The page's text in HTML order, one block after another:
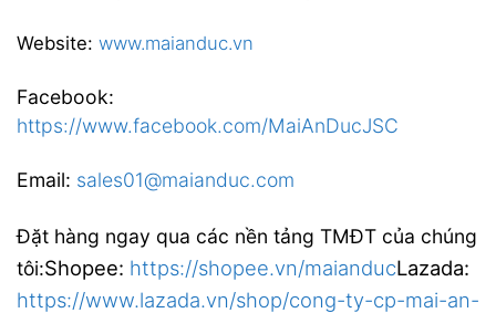
Website: www.maianduc.vn
Facebook:
https://www.facebook.com/MaiAnDucJSC
Email: sales01@maianduc.com
Đặt hàng ngay qua các nền tảng TMĐT của chúng
tôi:Shopee: https://shopee.vn/maianducLazada:
https://www.lazada.vn/shop/cong-ty-cp-mai-an-